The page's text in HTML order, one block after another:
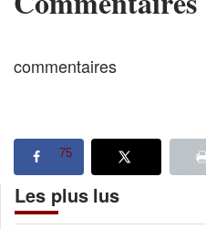
commentaires
75
Les plus lus